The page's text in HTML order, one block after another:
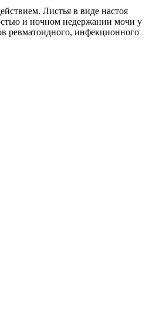
Листья в виде настоя
и ночном недержании мочи у
ревматоидного, инфекционного